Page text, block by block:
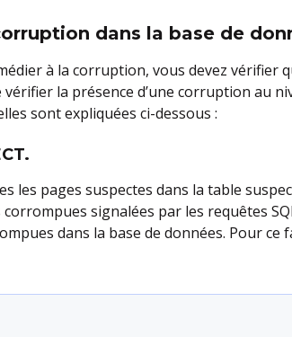
dans la base de
à la corruption, vous devez vérifier
la présence d’une corruption au
sont expliquées ci-dessous :
les pages suspectes dans la table
signalées par les requêtes
dans la base de données. Pour ce